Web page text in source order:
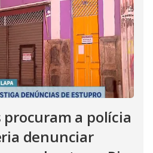
a polícia
denunciar